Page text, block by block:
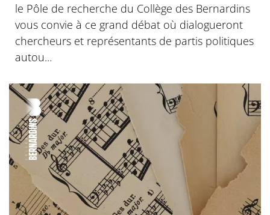
le Pôle de recherche du Collège des Bernardins
vous convie à ce grand débat où dialogueront
chercheurs et représentants de partis politiques
autou...